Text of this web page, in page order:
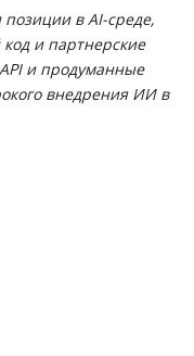
в AI-среде,
код и партнерские
и продуманные
внедрения ИИ в